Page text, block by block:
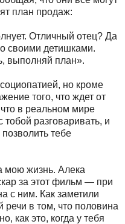
план продаж:
Отличный отец? Да
своими детишками.
выполняй план».
но кроме
того, что ждет от
в реальном мире
тобой разговаривать, и
тебе
мою жизнь. Алека
за этот фильм — при
с ним. Как заметили
речи в том, что половина
как это, когда у тебя